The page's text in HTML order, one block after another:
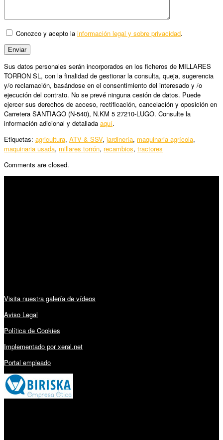
Conozco y acepto la información legal y sobre privacidad.
Sus datos personales serán incorporados en los ficheros de MILLARES
TORRON SL, con la finalidad de gestionar la consulta, queja, sugerencia
y/o reclamación, basándose en el consentimiento del interesado y /o
ejecución del contrato. No se prevé ninguna cesión de datos. Puede
ejercer sus derechos de acceso, rectificación, cancelación y oposición en
Carretera SANTIAGO (N-540), N.KM 5 27210-LUGO. Consulte la
información adicional y detallada aquí.
Etiquetas: agricultura, ATV & SSV, jardinería, maquinaria agrícola,
maquinaria usada, millares torrón, recambios, tractores
Comments are closed.
Visita nuestra galería de vídeos
Aviso Legal
Política de Cookies
Implementado por xeral.net
Portal empleado